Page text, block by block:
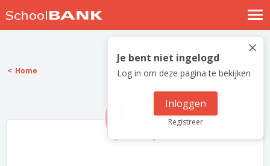
Nostalgische verhalen
Log in
Meld je gratis aan
×
Je bent niet ingelogd
Log in om deze pagina te bekijken
Inloggen
Registreer
Home